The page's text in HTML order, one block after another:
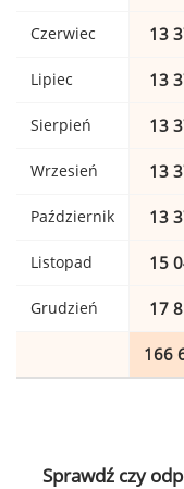
Czerwiec 13
Lipiec 13
Sierpień 13
Wrzesień 13
Październik 13
Listopad 15
Grudzień 17
166
Sprawdź czy